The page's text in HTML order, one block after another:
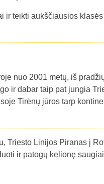
ir teikti aukščiausios
nuo 2001 metų, iš
ir dabar taip pat jungia
Tirėnų jūros tarp
Triesto Linijos Piranas į
ir patogų kelionę